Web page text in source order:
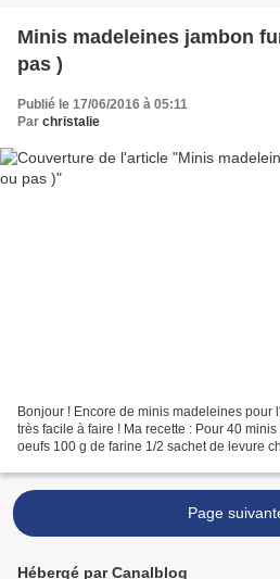
Minis madeleines jambon
pas )
Publié le 17/06/2016 à 05:11
Par christalie
Bonjour ! Encore de minis madeleines pour
très facile à faire ! Ma recette : Pour 40
oeufs 100 g de farine 1/2 sachet de levure
Page
Hébergé par Canalblog